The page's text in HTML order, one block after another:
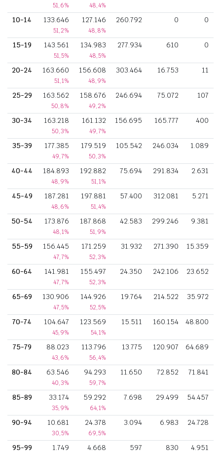
51,6% 48,4%
10-14 133.646
51,2%
127.146
48,8%
260.792 0 0
15-19 143.561
51,5%
134.983
48,5%
277.934 610 0
20-24 163.660
51,1%
156.608
48,9%
303.464 16.753 11
25-29 163.562
50,8%
158.676
49,2%
246.694 75.072 107
30-34 163.218
50,3%
161.132
49,7%
156.695 165.777 400
35-39 177.385
49,7%
179.519
50,3%
105.542 246.034 1.089
40-44 184.893
48,9%
192.882
51,1%
75.694 291.834 2.631
45-49 187.281
48,6%
197.881
51,4%
57.400 312.081 5.271
50-54 173.876
48,1%
187.868
51,9%
42.583 299.246 9.381
55-59 156.445
47,7%
171.259
52,3%
31.932 271.390 15.359
60-64 141.981
47,7%
155.497
52,3%
24.350 242.106 23.652
65-69 130.906
47,5%
144.926
52,5%
19.764 214.522 35.972
70-74 104.647
45,9%
123.569
54,1%
15.511 160.154 48.800
75-79 88.023
43,6%
113.796
56,4%
13.775 120.907 64.689
80-84 63.546
40,3%
94.293
59,7%
11.650 72.852 71.841
85-89 33.174
35,9%
59.292
64,1%
7.698 29.499 54.457
90-94 10.681
30,5%
24.378
69,5%
3.094 6.983 24.728
95-99 1.749 4.668 597 830 4.951